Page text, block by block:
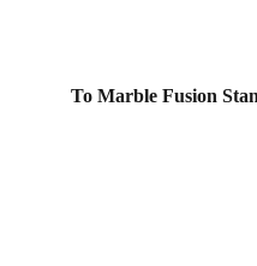
Το Marble Fusion